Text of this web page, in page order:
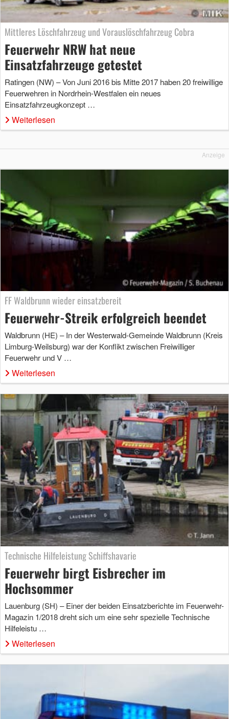
Mittleres Löschfahrzeug und Vorauslöschfahrzeug Cobra
Feuerwehr NRW hat neue
Einsatzfahrzeuge getestet
Ratingen (NW) – Von Juni 2016 bis Mitte 2017 haben 20 freiwillige
Feuerwehren in Nordrhein-Westfalen ein neues
Einsatzfahrzeugkonzept …
Weiterlesen
Anzeige
FF Waldbrunn wieder einsatzbereit
Feuerwehr-Streik erfolgreich beendet
Waldbrunn (HE) – In der Westerwald-Gemeinde Waldbrunn (Kreis
Limburg-Weilsburg) war der Konflikt zwischen Freiwilliger
Feuerwehr und V …
Weiterlesen
Technische Hilfeleistung Schiffshavarie
Feuerwehr birgt Eisbrecher im
Hochsommer
Lauenburg (SH) – Einer der beiden Einsatzberichte im Feuerwehr-
Magazin 1/2018 dreht sich um eine sehr spezielle Technische
Hilfeleistu …
Weiterlesen